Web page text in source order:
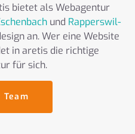
bietet als Webagentur
und Rapperswil-
an. Wer eine Website
in aretis die richtige
für sich.
Team